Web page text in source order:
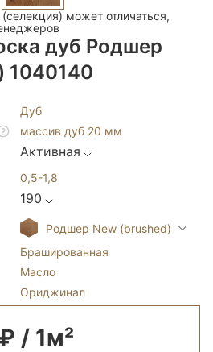
может отличаться,
дуб Родшер
1040140
Дуб
массив дуб 20 мм
Активная
0,5-1,8
190
Родшер New (brushed)
Брашированная
Масло
Ориджинал
/ 1м²